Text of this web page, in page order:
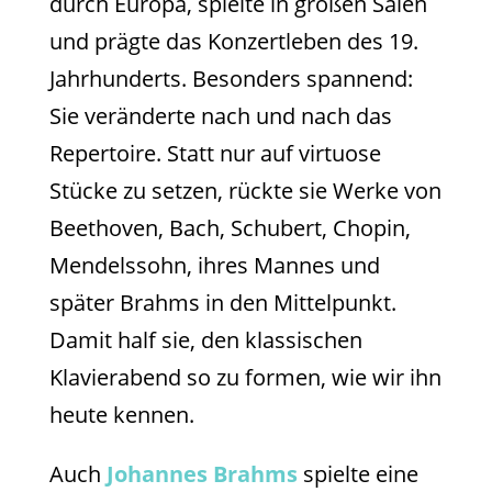
und prägte das Konzertleben des 19.
Jahrhunderts. Besonders spannend:
Sie veränderte nach und nach das
Repertoire. Statt nur auf virtuose
Stücke zu setzen, rückte sie Werke von
Beethoven, Bach, Schubert, Chopin,
Mendelssohn, ihres Mannes und
später Brahms in den Mittelpunkt.
Damit half sie, den klassischen
Klavierabend so zu formen, wie wir ihn
heute kennen.
Auch Johannes Brahmsspielte eine